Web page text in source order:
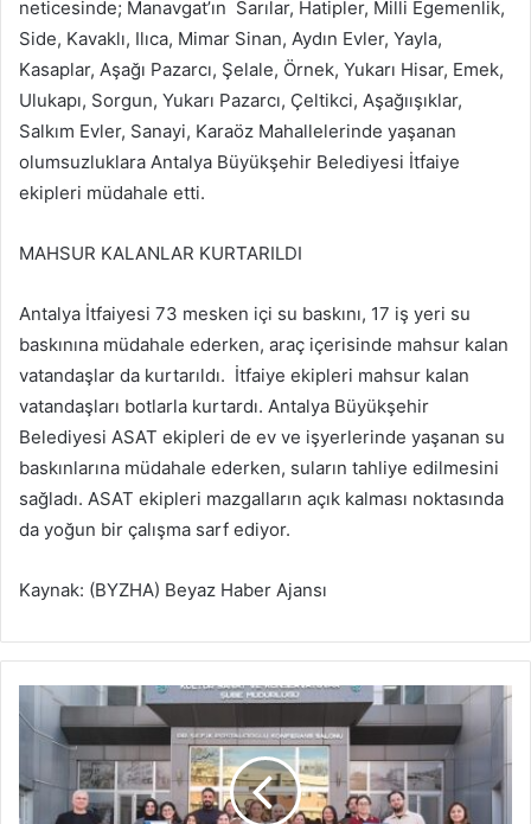
neticesinde; Manavgat’ın Sarılar, Hatipler, Milli Egemenlik,
Side, Kavaklı, Ilıca, Mimar Sinan, Aydın Evler, Yayla,
Kasaplar, Aşağı Pazarcı, Şelale, Örnek, Yukarı Hisar, Emek,
Ulukapı, Sorgun, Yukarı Pazarcı, Çeltikci, Aşağıışıklar,
Salkım Evler, Sanayi, Karaöz Mahallelerinde yaşanan
olumsuzluklara Antalya Büyükşehir Belediyesi İtfaiye
ekipleri müdahale etti.
MAHSUR KALANLAR KURTARILDI
Antalya İtfaiyesi 73 mesken içi su baskını, 17 iş yeri su
baskınına müdahale ederken, araç içerisinde mahsur kalan
vatandaşlar da kurtarıldı. İtfaiye ekipleri mahsur kalan
vatandaşları botlarla kurtardı. Antalya Büyükşehir
Belediyesi ASAT ekipleri de ev ve işyerlerinde yaşanan su
baskınlarına müdahale ederken, suların tahliye edilmesini
sağladı. ASAT ekipleri mazgalların açık kalması noktasında
da yoğun bir çalışma sarf ediyor.
Kaynak: (BYZHA) Beyaz Haber Ajansı
ü
k